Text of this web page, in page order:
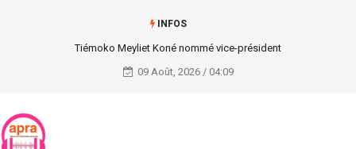
INFOS
Le couple présidentielle ivoirien à Bruxelles en Belgique
09 Août, 2026 / 04:09